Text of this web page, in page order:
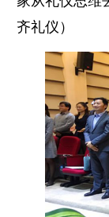
齐礼仪）